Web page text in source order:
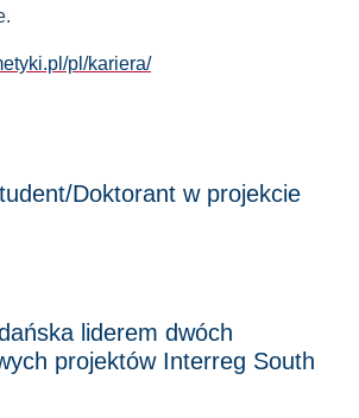
pl/kariera/
Doktorant w projekcie
liderem dwóch
projektów Interreg South